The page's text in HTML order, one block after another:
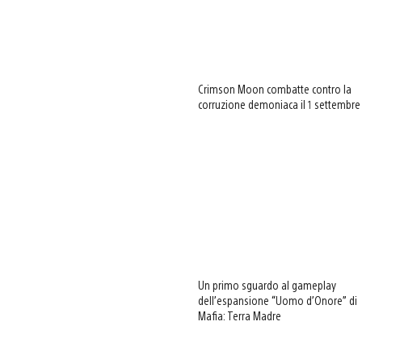
Crimson Moon combatte contro la
corruzione demoniaca il 1 settembre
Un primo sguardo al gameplay
dell’espansione “Uomo d’Onore” di
Mafia: Terra Madre